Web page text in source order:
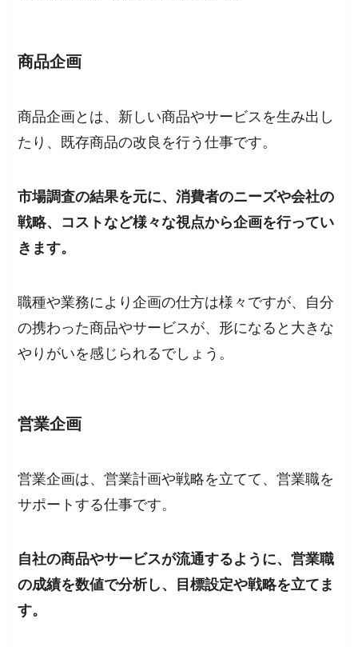
商品企画
商品企画とは、新しい商品やサービスを生み出し
たり、既存商品の改良を行う仕事です。
市場調査の結果を元に、消費者のニーズや会社の
戦略、コストなど様々な視点から企画を行ってい
きます。
職種や業務により企画の仕方は様々ですが、自分
の携わった商品やサービスが、形になると大きな
やりがいを感じられるでしょう。
営業企画
営業企画は、営業計画や戦略を立てて、営業職を
サポートする仕事です。
自社の商品やサービスが流通するように、営業職
の成績を数値で分析し、目標設定や戦略を立てま
す。